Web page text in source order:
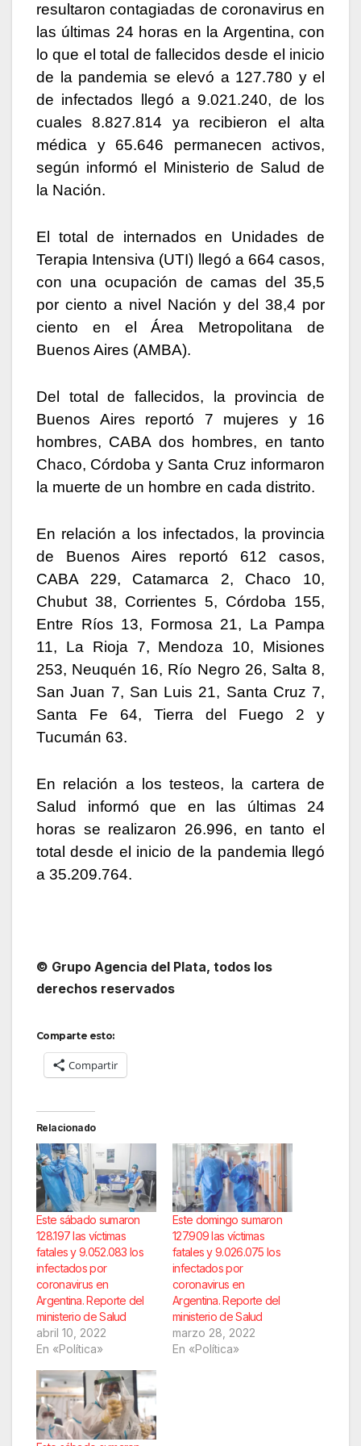
resultaron contagiadas de coronavirus en
las últimas 24 horas en la Argentina, con
lo que el total de fallecidos desde el inicio
de la pandemia se elevó a 127.780 y el
de infectados llegó a 9.021.240, de los
cuales 8.827.814 ya recibieron el alta
médica y 65.646 permanecen activos,
según informó el Ministerio de Salud de
la Nación.
El total de internados en Unidades de
Terapia Intensiva (UTI) llegó a 664 casos,
con una ocupación de camas del 35,5
por ciento a nivel Nación y del 38,4 por
ciento en el Área Metropolitana de
Buenos Aires (AMBA).
Del total de fallecidos, la provincia de
Buenos Aires reportó 7 mujeres y 16
hombres, CABA dos hombres, en tanto
Chaco, Córdoba y Santa Cruz informaron
la muerte de un hombre en cada distrito.
En relación a los infectados, la provincia
de Buenos Aires reportó 612 casos,
CABA 229, Catamarca 2, Chaco 10,
Chubut 38, Corrientes 5, Córdoba 155,
Entre Ríos 13, Formosa 21, La Pampa
11, La Rioja 7, Mendoza 10, Misiones
253, Neuquén 16, Río Negro 26, Salta 8,
San Juan 7, San Luis 21, Santa Cruz 7,
Santa Fe 64, Tierra del Fuego 2 y
Tucumán 63.
En relación a los testeos, la cartera de
Salud informó que en las últimas 24
horas se realizaron 26.996, en tanto el
total desde el inicio de la pandemia llegó
a 35.209.764.
© Grupo Agencia del Plata, todos los
derechos reservados
Comparte esto:
Compartir
Relacionado
Este sábado sumaron
128.197 las víctimas
fatales y 9.052.083 los
infectados por
coronavirus en
Argentina. Reporte del
ministerio de Salud
abril 10, 2022
En «Política»
Este domingo sumaron
127.909 las víctimas
fatales y 9.026.075 los
infectados por
coronavirus en
Argentina. Reporte del
ministerio de Salud
marzo 28, 2022
En «Política»